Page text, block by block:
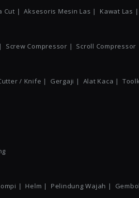
Cut | Aksesoris Mesin Las | Kawat Las |
Screw Compressor | Scroll Compressor
/ Knife | Gergaji | Alat Kaca |
| Helm | Pelindung Wajah |